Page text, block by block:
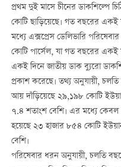
প্রথম দুই মাসে চীনের ডাকশিল্পে
কোটি ছাড়িয়েছে। গত বছরের
মধ্যে এক্সপ্রেস ডেলিভারি
কোটি পার্সেল, যা গত বছরের
একই দিনে জাতীয় ডাক ব্যুরো
প্রকাশ করেছে। তথ্য অনুযায়ী,
আয় দাঁড়িয়েছে ২৯,১৯৮ কোটি
৭.৪ শতাংশ বেশি। এর মধ্যে কেবল
হয়েছে ২৩ হাজার ৮৫৪ কোটি
বেশি।
পরিষেবার ধরন অনুযায়ী, চলতি